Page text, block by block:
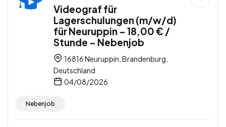
Videograf für
Lagerschulungen (m/w/d)
für Neuruppin – 18,00 € /
Stunde – Nebenjob
16816 Neuruppin, Brandenburg,
Deutschland
04/08/2026
Nebenjob